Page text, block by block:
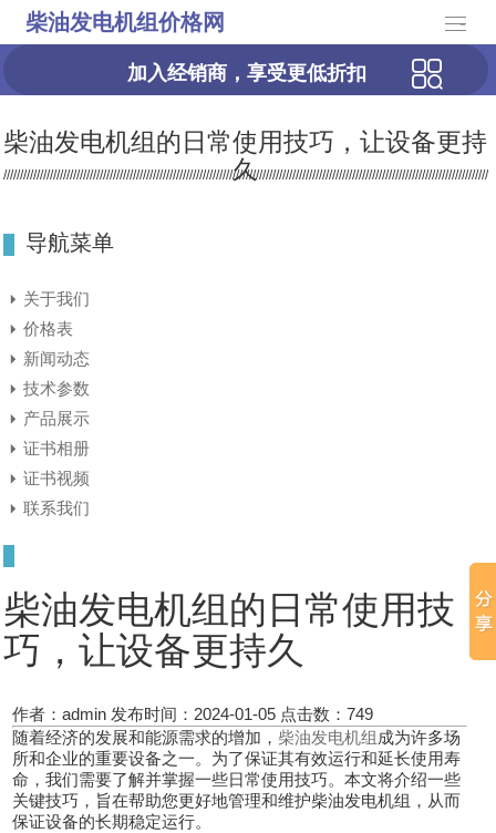
柴油发电机组价格网 -
加入经销商，享受更低折扣
柴油发电机组的日常使用技巧，让设备更持
久
导航菜单
关于我们
价格表
新闻动态
技术参数
产品展示
证书相册
证书视频
联系我们
柴油发电机组的日常使用技
巧，让设备更持久
作者：admin 发布时间：2024-01-05 点击数： 749
随着经济的发展和能源需求的增加， 柴油发电机组 成为许多场
所和企业的重要设备之一。为了保证其有效运行和延长使用寿
命，我们需要了解并掌握一些日常使用技巧。本文将介绍一些
关键技巧，旨在帮助您更好地管理和维护柴油发电机组，从而
保证设备的长期稳定运行。